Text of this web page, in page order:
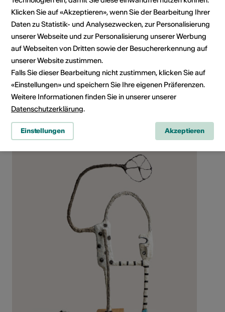
Social Media
Künstler*in teilen
Klicken Sie auf «Akzeptieren», wenn Sie der Bearbeitung Ihrer
Daten zu Statistik- und Analysezwecken, zur Personalisierung
unserer Webseite und zur Personalisierung unserer Werbung
auf Webseiten von Dritten sowie der Besuchererkennung auf
unserer Website zustimmen.
Falls Sie dieser Bearbeitung nicht zustimmen, klicken Sie auf
«Einstellungen» und speichern Sie Ihre eigenen Präferenzen.
Weitere Informationen finden Sie in unserer unserer
Datenschutzerklärung.
Einstellungen Akzeptieren